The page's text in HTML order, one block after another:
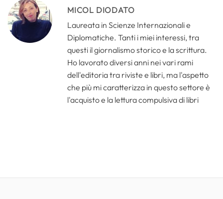
MICOL DIODATO
Laureata in Scienze Internazionali e
Diplomatiche. Tanti i miei interessi, tra
questi il giornalismo storico e la scrittura.
Ho lavorato diversi anni nei vari rami
dell'editoria tra riviste e libri, ma l'aspetto
che più mi caratterizza in questo settore è
l'acquisto e la lettura compulsiva di libri